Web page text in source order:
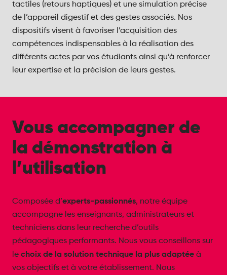
tactiles (retours haptiques) et une simulation précise
de l’appareil digestif et des gestes associés. Nos
dispositifs visent à favoriser l’acquisition des
compétences indispensables à la réalisation des
différents actes par vos étudiants ainsi qu’à renforcer
leur expertise et la précision de leurs gestes.
Vous accompagner de
la démonstration à
l’utilisation
Composée d’experts-passionnés, notre équipe
accompagne les enseignants, administrateurs et
techniciens dans leur recherche d’outils
pédagogiques performants. Nous vous conseillons sur
le choix de la solution technique la plus adaptée à
vos objectifs et à votre établissement. Nous